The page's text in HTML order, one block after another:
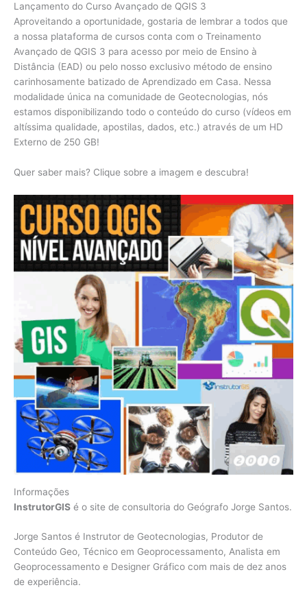
Lançamento do Curso Avançado de QGIS 3
Aproveitando a oportunidade, gostaria de lembrar a todos que
a nossa plataforma de cursos conta com o Treinamento
Avançado de QGIS 3 para acesso por meio de Ensino à
Distância (EAD) ou pelo nosso exclusivo método de ensino
carinhosamente batizado de Aprendizado em Casa. Nessa
modalidade única na comunidade de Geotecnologias, nós
estamos disponibilizando todo o conteúdo do curso (vídeos em
altíssima qualidade, apostilas, dados, etc.) através de um HD
Externo de 250 GB!
Quer saber mais? Clique sobre a imagem e descubra!
Informações
InstrutorGIS é o site de consultoria do Geógrafo Jorge Santos.
Jorge Santos é Instrutor de Geotecnologias, Produtor de
Conteúdo Geo, Técnico em Geoprocessamento, Analista em
Geoprocessamento e Designer Gráfico com mais de dez anos
de experiência.